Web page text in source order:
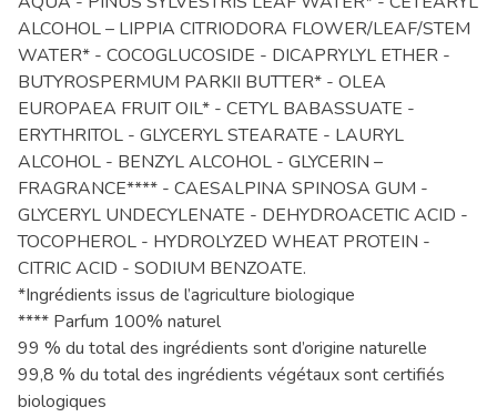
ALCOHOL – LIPPIA CITRIODORA FLOWER/LEAF/STEM
WATER* - COCOGLUCOSIDE - DICAPRYLYL ETHER -
BUTYROSPERMUM PARKII BUTTER* - OLEA
EUROPAEA FRUIT OIL* - CETYL BABASSUATE -
ERYTHRITOL - GLYCERYL STEARATE - LAURYL
ALCOHOL - BENZYL ALCOHOL - GLYCERIN –
FRAGRANCE**** - CAESALPINA SPINOSA GUM -
GLYCERYL UNDECYLENATE - DEHYDROACETIC ACID -
TOCOPHEROL - HYDROLYZED WHEAT PROTEIN -
CITRIC ACID - SODIUM BENZOATE.
*Ingrédients issus de l’agriculture biologique
**** Parfum 100% naturel
99 % du total des ingrédients sont d’origine naturelle
99,8 % du total des ingrédients végétaux sont certifiés
biologiques